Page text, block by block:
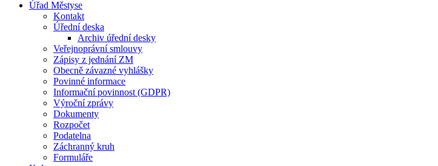
Úřad Městyse
Kontakt
Úřední deska
Archiv úřední desky
Veřejnoprávní smlouvy
Zápisy z jednání ZM
Obecně závazné vyhlášky
Povinné informace
Informační povinnost (GDPR)
Výroční zprávy
Dokumenty
Rozpočet
Podatelna
Záchranný kruh
Formuláře